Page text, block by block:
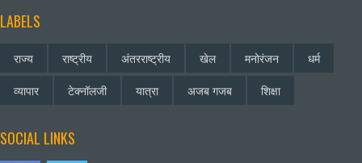
LABELS
राज्य राष्ट्रीय अंतरराष्ट्रीय खेल मनोरंजन
धर्म
व्यापार
टेक्नॉलजी यात्रा अजब गजब शिक्षा
SOCIAL LINKS